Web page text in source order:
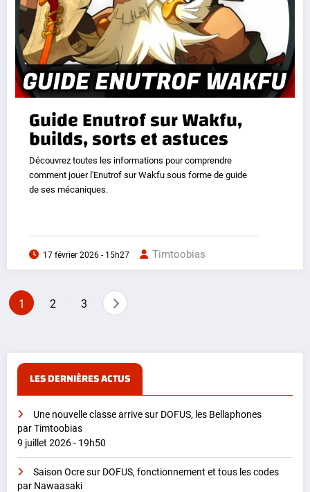
Guide Enutrof sur Wakfu,
builds, sorts et astuces
Découvrez toutes les informations pour comprendre
comment jouer l'Enutrof sur Wakfu sous forme de guide
de ses mécaniques.
17 février 2026 - 15h27 Timtoobias
Pagination
1 2 3
LES DERNIÈRES ACTUS
Une nouvelle classe arrive sur DOFUS, les Bellaphones
par Timtoobias
9 juillet 2026 - 19h50
Saison Ocre sur DOFUS, fonctionnement et tous les codes
par Nawaasaki